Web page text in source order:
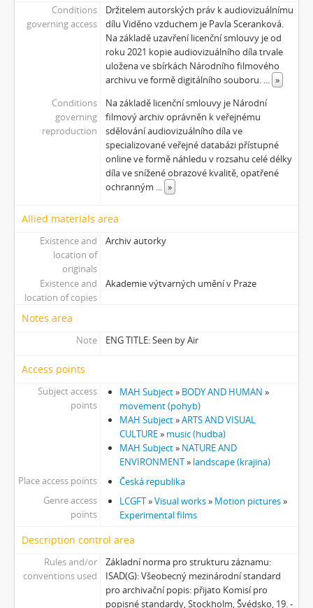
[Subseries] Musica Picta – Chvíle něhy
[Subseries] Musica Picta – Hodina slavnosti
[Subseries] Musica Picta – Minuty strachu
[Subseries] Musica Picta – Čas smutku
[Subseries] Velká dětská symfonie
[Subseries] Musica Picta – Čas tance
[Subseries] Musica Picta – Čas radování
[Subseries] Musica Picta – Čas veselosti
[Subseries] Jednou ráno
[Subseries] Magnety
[Subseries] Wet Video
[Subseries] Muránská Zdychava
[Subseries] Meditace
[Subseries] Dead or Alive 2
[Subseries] Bílá skála
[Subseries] Hortvs Winariencis Mayrav
[Subseries] Lampyris
[Subseries] Marienbad
[Subseries] Na vrcholu / Zebín
[Subseries] Tvář
[Subseries] Kosmické turbulence
[Subseries] Cosmos – Křižíkova fontána
Conditions
governing access
Držitelem autorských práv k audiovizuálnímu
dílu Viděno vzduchem je Pavla Sceranková.
Na základě uzavření licenční smlouvy je od
roku 2021 kopie audiovizuálního díla trvale
uložena ve sbírkách Národního filmového
archivu ve formě digitálního souboru. ... »
Conditions
governing
reproduction
Na základě licenční smlouvy je Národní
filmový archiv oprávněn k veřejnému
sdělování audiovizuálního díla ve
specializované veřejné databázi přístupné
online ve formě náhledu v rozsahu celé délky
díla ve snížené obrazové kvalitě, opatřené
ochranným ... »
Allied materials area
Existence and
location of
originals
Archiv autorky
Existence and
location of copies
Akademie výtvarných umění v Praze
Notes area
Note ENG TITLE: Seen by Air
Access points
Subject access
points
MAH Subject» BODY AND HUMAN »
movement (pohyb)
MAH Subject»ARTS AND VISUAL
CULTURE» music (hudba)
MAH Subject» NATURE AND
ENVIRONMENT» landscape (krajina)
Place access points
Česká republika
Genre access
points
LCGFT»Visual works» Motion pictures»
Experimental films
Description control area
Rules and/or
conventions used
Základní norma pro strukturu záznamu:
ISAD(G): Všeobecný mezinárodní standard
pro archivační popis: přijato Komisí pro
popisné standardy, Stockholm, Švédsko, 19. -